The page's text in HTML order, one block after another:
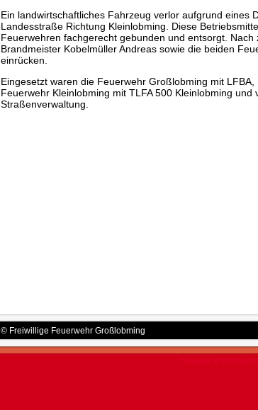
Ein landwirtschaftliches Fahrzeug verlor aufgrund eines
Landesstraße Richtung Kleinlobming. Diese
Feuerwehren fachgerecht gebunden und entsorgt.
Brandmeister Kobelmüller Andreas sowie die beiden
einrücken.
Eingesetzt waren die Feuerwehr Großlobming mit
Feuerwehr Kleinlobming mit TLFA 500 Kleinlobming und
Straßenverwaltung.
© Freiwillige Feuerwehr Großlobming